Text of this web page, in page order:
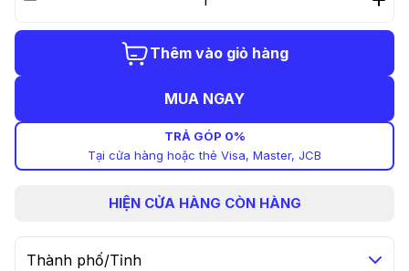
Thêm vào giỏ hàng
MUA NGAY
TRẢ GÓP 0%
Tại cửa hàng hoặc thẻ Visa, Master, JCB
HIỆN CỬA HÀNG CÒN HÀNG
Thành phố/Tỉnh